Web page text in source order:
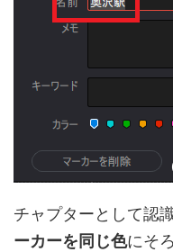
チャプターとして認
ーカーを同じ色にそ